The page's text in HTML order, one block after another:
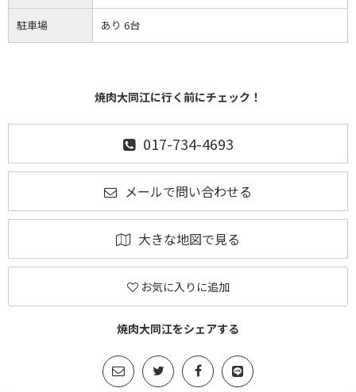
駐車場 あり 6台
焼肉大同江に行く前にチェック！
017-734-4693
メールで問い合わせる
大きな地図で見る
お気に入りに追加
焼肉大同江をシェアする